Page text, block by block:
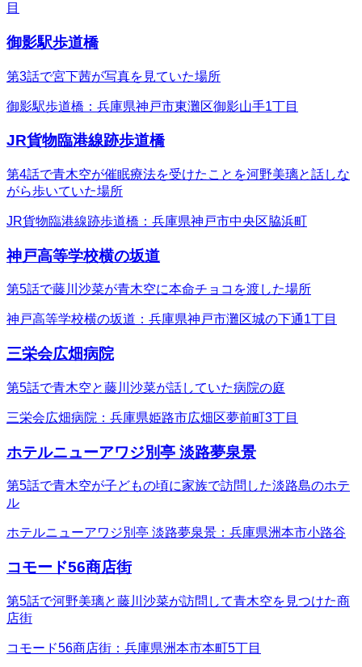
目
御影駅歩道橋
第3話で宮下茜が写真を見ていた場所
御影駅歩道橋：兵庫県神戸市東灘区御影山手1丁目
JR貨物臨港線跡歩道橋
第4話で青木空が催眠療法を受けたことを河野美璃と話しな
がら歩いていた場所
JR貨物臨港線跡歩道橋：兵庫県神戸市中央区脇浜町
神戸高等学校横の坂道
第5話で藤川沙菜が青木空に本命チョコを渡した場所
神戸高等学校横の坂道：兵庫県神戸市灘区城の下通1丁目
三栄会広畑病院
第5話で青木空と藤川沙菜が話していた病院の庭
三栄会広畑病院：兵庫県姫路市広畑区夢前町3丁目
ホテルニューアワジ別亭 淡路夢泉景
第5話で青木空が子どもの頃に家族で訪問した淡路島のホテ
ル
ホテルニューアワジ別亭 淡路夢泉景：兵庫県洲本市小路谷
コモード56商店街
第5話で河野美璃と藤川沙菜が訪問して青木空を見つけた商
店街
コモード56商店街：兵庫県洲本市本町5丁目